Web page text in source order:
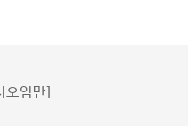
오임만]